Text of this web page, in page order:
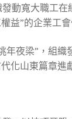
動寬大職工
益”的企業工
年夜梁”，組織
化山東篇章進